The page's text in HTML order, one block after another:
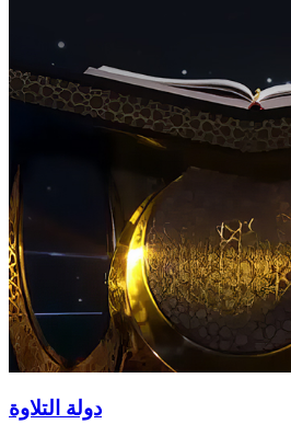
دولة التلاوة